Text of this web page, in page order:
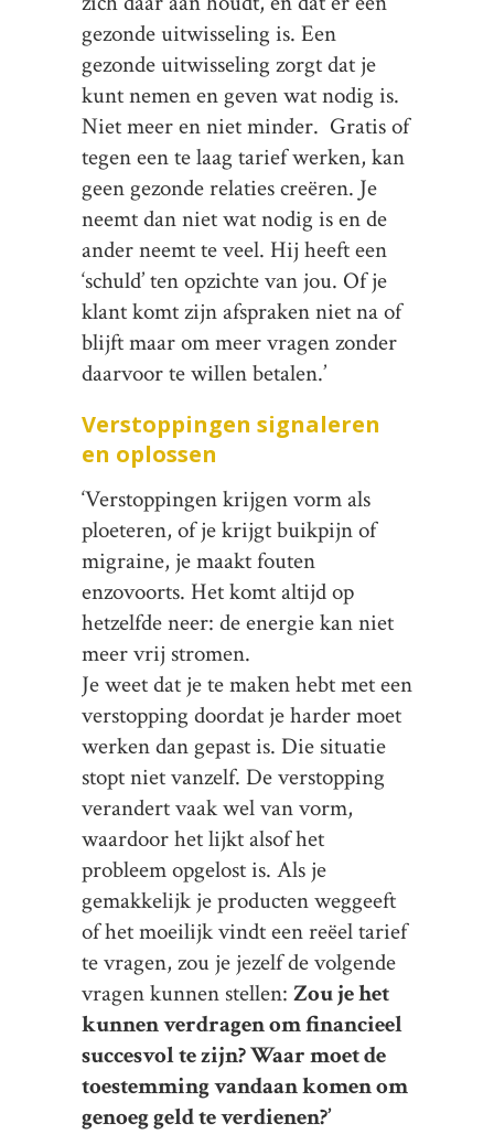
gezonde uitwisseling is. Een
gezonde uitwisseling zorgt dat je
kunt nemen en geven wat nodig is.
Niet meer en niet minder. Gratis of
tegen een te laag tarief werken, kan
geen gezonde relaties creëren. Je
neemt dan niet wat nodig is en de
ander neemt te veel. Hij heeft een
‘schuld’ ten opzichte van jou. Of je
klant komt zijn afspraken niet na of
blijft maar om meer vragen zonder
daarvoor te willen betalen.’
Verstoppingen signaleren
en oplossen
‘Verstoppingen krijgen vorm als
ploeteren, of je krijgt buikpijn of
migraine, je maakt fouten
enzovoorts. Het komt altijd op
hetzelfde neer: de energie kan niet
meer vrij stromen.
Je weet dat je te maken hebt met een
verstopping doordat je harder moet
werken dan gepast is. Die situatie
stopt niet vanzelf. De verstopping
verandert vaak wel van vorm,
waardoor het lijkt alsof het
probleem opgelost is. Als je
gemakkelijk je producten weggeeft
of het moeilijk vindt een reëel tarief
te vragen, zou je jezelf de volgende
vragen kunnen stellen: Zou je het
kunnen verdragen om financieel
succesvol te zijn?Waar moet de
toestemming vandaan komen om
genoeg geld te verdienen?’